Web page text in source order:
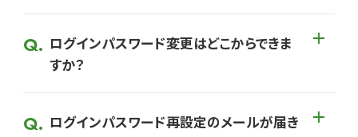
ログインパスワード変更はどこからできま
すか？
ログインパスワード再設定のメールが届き